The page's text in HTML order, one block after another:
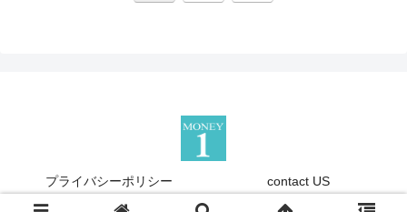
プライバシーポリシー contact US